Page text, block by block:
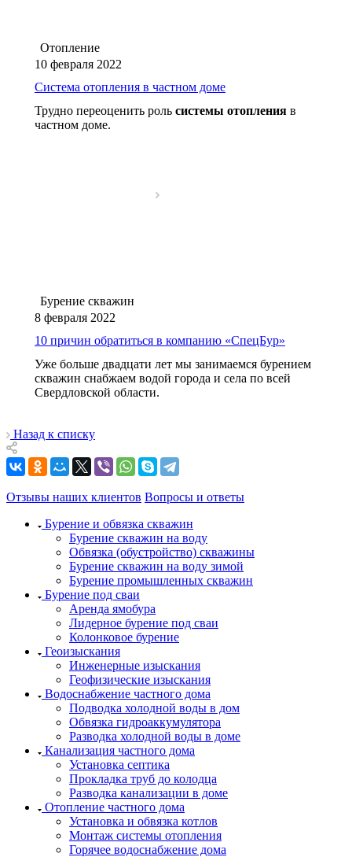
Отопление
10 февраля 2022
Система отопления в частном доме
Трудно переоценить роль системы отопления в
частном доме.
Бурение скважин
8 февраля 2022
10 причин обратиться в компанию «СпецБур»
Уже больше двадцати лет мы занимаемся бурением
скважин снабжаем водой города и села по всей
Свердловской области.
Назад к списку
Отзывы наших клиентов Вопросы и ответы
Бурение и обвязка скважин
Бурение скважин на воду
Обвязка (обустройство) скважины
Бурение скважин на воду зимой
Бурение промышленных скважин
Бурение под сваи
Аренда ямобура
Лидерное бурение под сваи
Колонковое бурение
Геоизыскания
Инженерные изыскания
Геофизические изыскания
Водоснабжение частного дома
Подводка холодной воды в дом
Обвязка гидроаккумулятора
Разводка холодной воды в доме
Канализация частного дома
Установка септика
Прокладка труб до колодца
Разводка канализации в доме
Отопление частного дома
Установка и обвязка котлов
Монтаж системы отопления
Горячее водоснабжение дома